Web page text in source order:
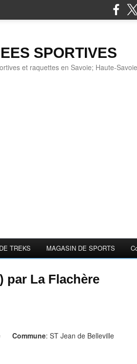
SPORTIVES
et raquettes en Savoie; Haute-
TREKS MAGASIN DE SPORTS
par La Flachère
Commune: ST Jean de Belleville